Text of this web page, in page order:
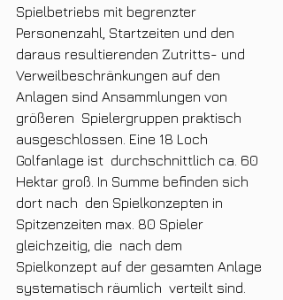
Spielbetriebs mit begrenzter
Personenzahl, Startzeiten und den
daraus resultierenden Zutritts- und
Verweilbeschränkungen auf den
Anlagen sind Ansammlungen von
größeren  Spielergruppen praktisch
ausgeschlossen. Eine 18 Loch
Golfanlage ist  durchschnittlich ca. 60
Hektar groß. In Summe befinden sich
dort nach  den Spielkonzepten in
Spitzenzeiten max. 80 Spieler
gleichzeitig, die  nach dem
Spielkonzept auf der gesamten Anlage
systematisch räumlich  verteilt sind.